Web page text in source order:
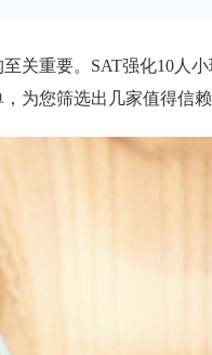
关重要。SAT强化10人
为您筛选出几家值得信赖